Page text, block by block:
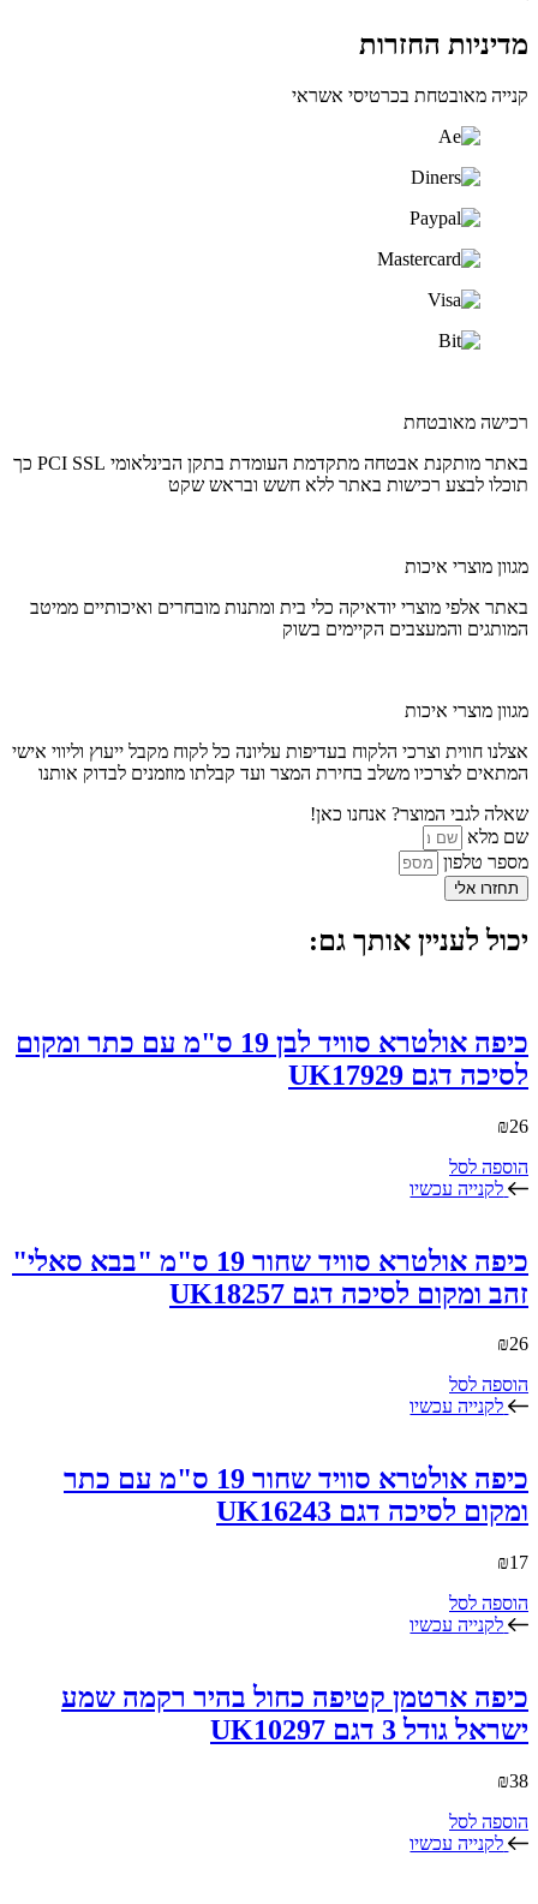
מדיניות החזרות
קנייה מאובטחת בכרטיסי אשראי
רכישה מאובטחת
באתר מותקנת אבטחה מתקדמת העומדת בתקן הבינלאומי PCI SSL כך
תוכלו לבצע רכישות באתר ללא חשש ובראש שקט
מגוון מוצרי איכות
באתר אלפי מוצרי יודאיקה כלי בית ומתנות מובחרים ואיכותיים ממיטב
המותגים והמעצבים הקיימים בשוק
מגוון מוצרי איכות
אצלנו חווית וצרכי הלקוח בעדיפות עליונה כל לקוח מקבל ייעוץ וליווי אישי
המתאים לצרכיו משלב בחירת המצר ועד קבלתו מוזמנים לבדוק אותנו
שאלה לגבי המוצר? אנחנו כאן!
שם מלא
מספר טלפון
תחזרו אלי
יכול לעניין אותך גם:
כיפה אולטרא סוויד לבן 19 ס"מ עם כתר ומקום
לסיכה דגם UK17929
₪26
הוספה לסל
לקנייה עכשיו
כיפה אולטרא סוויד שחור 19 ס"מ "בבא סאלי"
זהב ומקום לסיכה דגם UK18257
₪26
הוספה לסל
לקנייה עכשיו
כיפה אולטרא סוויד שחור 19 ס"מ עם כתר
ומקום לסיכה דגם UK16243
₪17
הוספה לסל
לקנייה עכשיו
כיפה ארטמן קטיפה כחול בהיר רקמה שמע
ישראל גודל 3 דגם UK10297
₪38
הוספה לסל
לקנייה עכשיו